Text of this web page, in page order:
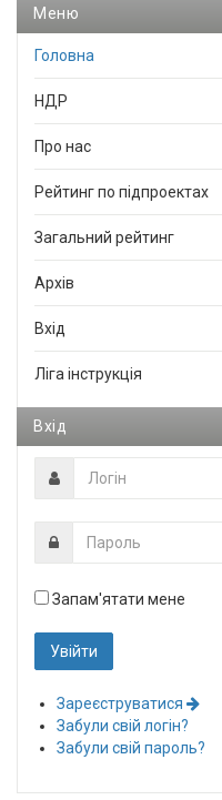
Меню
Головна
НДР
Про нас
Рейтинг по підпроектах
Загальний рейтинг
Архів
Вхід
Ліга інструкція
Вхід
Запам'ятати мене
Зареєструватися
Забули свій логін?
Забули свій пароль?